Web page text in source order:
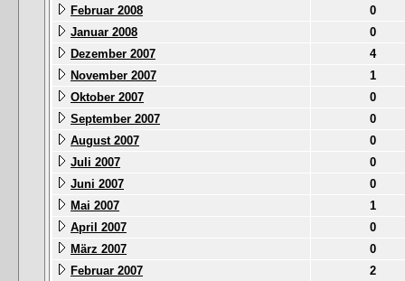
Februar 2008
0
Januar 2008
0
Dezember 2007
4
November 2007
1
Oktober 2007
0
September 2007
0
August 2007
0
Juli 2007
0
Juni 2007
0
Mai 2007
1
April 2007
0
März 2007
0
Februar 2007
2